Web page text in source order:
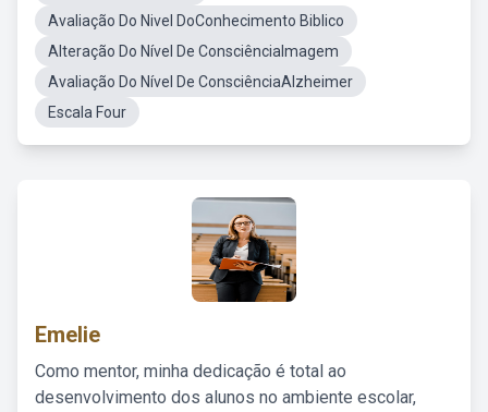
Avaliação Do Nivel DoConhecimento Biblico
Alteração Do Nível De ConsciênciaImagem
Avaliação Do Nível De ConsciênciaAlzheimer
Escala Four
Emelie
Como mentor, minha dedicação é total ao
desenvolvimento dos alunos no ambiente escolar,